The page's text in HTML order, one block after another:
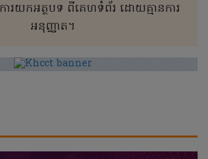
ារយកអត្ថបទ ពីគេហទំព័រ ដោយគ្មានការ
អនុញ្ញាត។